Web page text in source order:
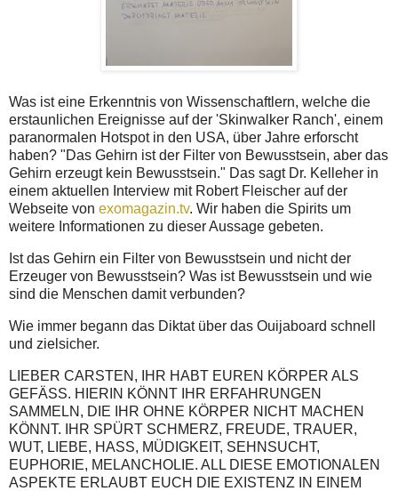
Was ist eine Erkenntnis von Wissenschaftlern, welche die
erstaunlichen Ereignisse auf der 'Skinwalker Ranch', einem
paranormalen Hotspot in den USA, über Jahre erforscht
haben? "Das Gehirn ist der Filter von Bewusstsein, aber das
Gehirn erzeugt kein Bewusstsein." Das sagt Dr. Kelleher in
einem aktuellen Interview mit Robert Fleischer auf der
Webseite von exomagazin.tv. Wir haben die Spirits um
weitere Informationen zu dieser Aussage gebeten.
Ist das Gehirn ein Filter von Bewusstsein und nicht der
Erzeuger von Bewusstsein? Was ist Bewusstsein und wie
sind die Menschen damit verbunden?
Wie immer begann das Diktat über das Ouijaboard schnell
und zielsicher.
LIEBER CARSTEN, IHR HABT EUREN KÖRPER ALS
GEFÄSS. HIERIN KÖNNT IHR ERFAHRUNGEN
SAMMELN, DIE IHR OHNE KÖRPER NICHT MACHEN
KÖNNT. IHR SPÜRT SCHMERZ, FREUDE, TRAUER,
WUT, LIEBE, HASS, MÜDIGKEIT, SEHNSUCHT,
EUPHORIE, MELANCHOLIE. ALL DIESE EMOTIONALEN
ASPEKTE ERLAUBT EUCH DIE EXISTENZ IN EINEM